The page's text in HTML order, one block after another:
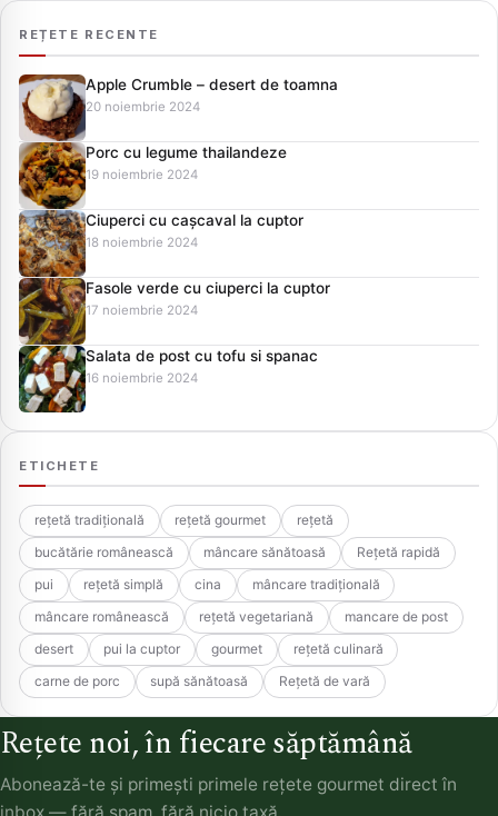
REȚETE RECENTE
Apple Crumble – desert de toamna
20 noiembrie 2024
Porc cu legume thailandeze
19 noiembrie 2024
Ciuperci cu cașcaval la cuptor
18 noiembrie 2024
Fasole verde cu ciuperci la cuptor
17 noiembrie 2024
Salata de post cu tofu si spanac
16 noiembrie 2024
ETICHETE
rețetă tradițională rețetă gourmet
rețetă
bucătărie românească
mâncare sănătoasă
Rețetă rapidă
pui
rețetă simplă cina
mâncare tradițională
mâncare românească
rețetă vegetariană
mancare de post
desert
pui la cuptor gourmet
rețetă culinară
carne de porc
supă sănătoasă Rețetă de vară
Rețete noi, în fiecare săptămână
Abonează-te și primești primele rețete gourmet direct în
inbox — fără spam, fără nicio taxă.